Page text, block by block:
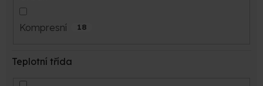
Kompresní 18
Teplotní třída